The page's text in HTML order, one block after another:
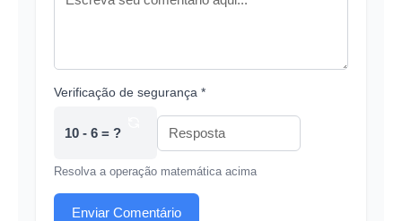
Verificação de segurança *
10 - 6 = ?
Resolva a operação matemática acima
Enviar Comentário